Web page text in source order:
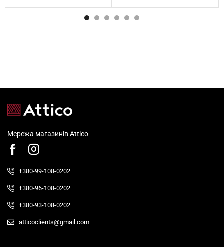
Мережа магазинів Attico
+380-99-108-0202
+380-96-108-0202
+380-93-108-0202
atticoclients@gmail.com